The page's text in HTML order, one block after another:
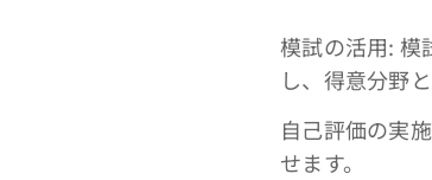
模試の活用: 模
し、得意分野
自己評価の実
せます。